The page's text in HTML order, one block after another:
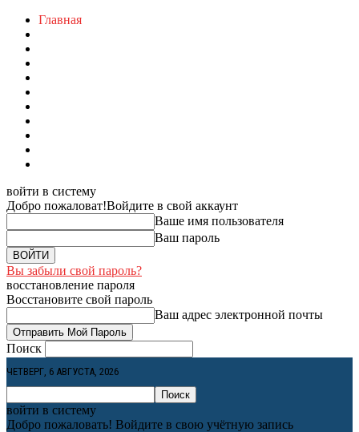
Главная
войти в систему
Добро пожаловат!Войдите в свой аккаунт
Ваше имя пользователя
Ваш пароль
Вы забыли свой пароль?
восстановление пароля
Восстановите свой пароль
Ваш адрес электронной почты
Поиск
ЧЕТВЕРГ, 6 АВГУСТА, 2026
войти в систему
Добро пожаловать! Войдите в свою учётную запись